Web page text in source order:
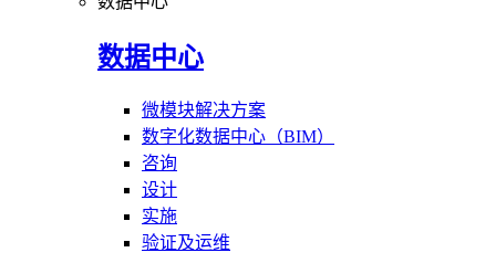
数据中心
微模块解决方案
数字化数据中心（BIM）
咨询
设计
实施
验证及运维